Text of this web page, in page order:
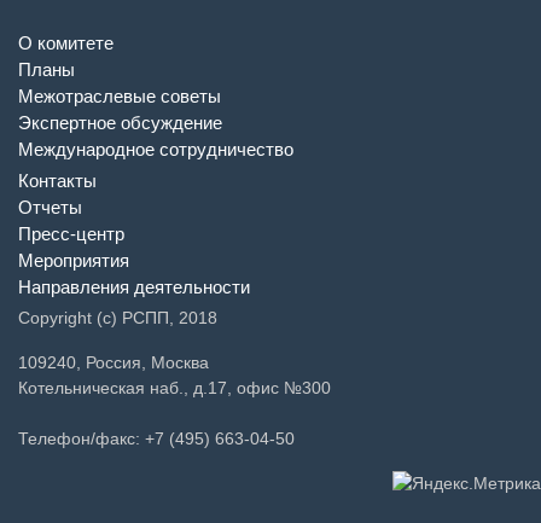
О комитете
Планы
Межотраслевые советы
Экспертное обсуждение
Международное сотрудничество
Контакты
Отчеты
Пресс-центр
Мероприятия
Направления деятельности
Copyright (c) РСПП, 2018
109240, Россия, Москва
Котельническая наб., д.17, офис №300
Телефон/факс: +7 (495) 663-04-50